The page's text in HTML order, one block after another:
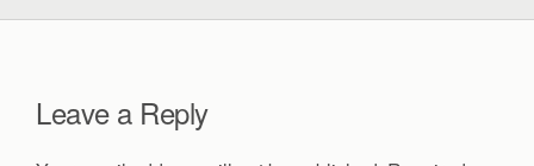
Leave a Reply